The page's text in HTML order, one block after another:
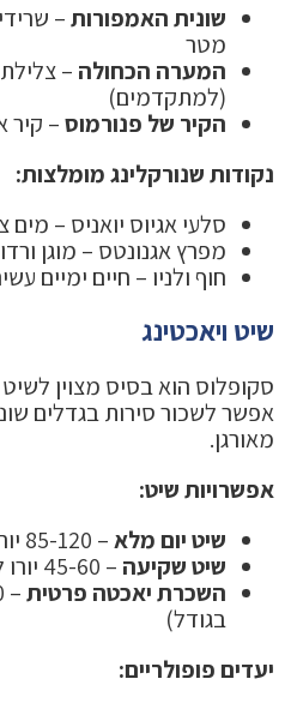
שונית האמפורות
מטר
המערה הכחולה –
(למתקדמים)
הקיר של פנורמוס– קיר
נקודות שנורקלינג מומלצות:
סלעי אגיוס יואניס – מים
מפרץ אגנונטס – מוגן
חוף ולניו – חיים ימיים
שיט ויאכטינג
סקופלוס הוא בסיס מצוין
אפשר לשכור סירות בגדלים
מאורגן.
אפשרויות שיט:
שיט יום מלא– 85-120 יורו לאדם כולל ארוחה
שיט שקיעה – 45-60 יורו לאדם
השכרת יאכטה פרטית
בגודל)
יעדים פופולריים: